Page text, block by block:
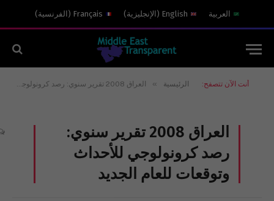
العربية English
( الإنجليزية)
Français
( الفرنسية)
أنت الآن تتصفح: الرئيسية » العراق 2008 تقرير سنوي: رصد كرونولوجي للأحداث وتوقعات للعام الجديد
العراق 2008 تقرير سنوي:
رصد كرونولوجي للأحداث
وتوقعات للعام الجديد